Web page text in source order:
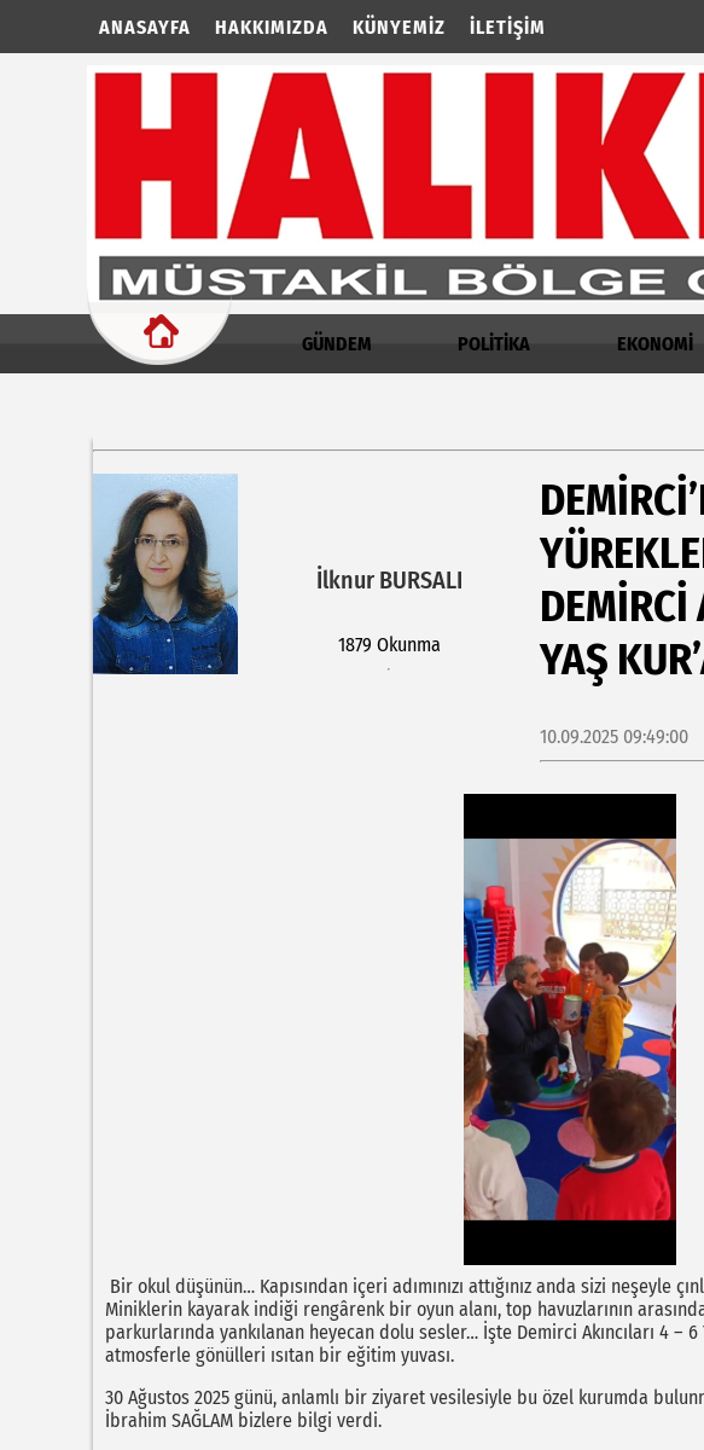
ANASAYFA HAKKIMIZDA KÜNYEMIZ İLETIŞIM
GÜNDEM POLİTİKA EKONOMİ
İlknur BURSALI
1879 Okunma
YAŞ
10.09.2025 09:49:00
Bir okul düşünün… Kapısından içeri adımınızı attığınız anda sizi neşeyle
Miniklerin kayarak indiği rengârenk bir oyun alanı, top havuzlarının
parkurlarında yankılanan heyecan dolu sesler… İşte Demirci Akıncıları 4 –
atmosferle gönülleri ısıtan bir eğitim yuvası.
30 Ağustos 2025 günü, anlamlı bir ziyaret vesilesiyle bu özel kurumda
İbrahim SAĞLAM bizlere bilgi verdi.